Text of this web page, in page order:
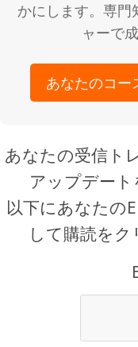
かにします。専門
ャーで
あなたのコー
あなたの受信ト
アップデート
以下にあなたの
して購読をク